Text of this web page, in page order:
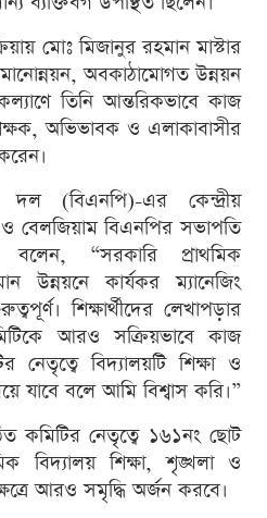
মোঃ মিজানুর রহমান মাস্টার
অবকাঠামোগত উন্নয়ন
কল্যাণে তিনি আন্তরিকভাবে কাজ
অভিভাবক ও এলাকাবাসীর
দল (বিএনপি)-এর কেন্দ্রীয়
ও বেলজিয়াম বিএনপির সভাপতি
“সরকারি প্রাথমিক
উন্নয়নে কার্যকর ম্যানেজিং
শিক্ষার্থীদের লেখাপড়ার
আরও সক্রিয়ভাবে কাজ
বিদ্যালয়টি শিক্ষা ও
যাবে বলে আমি বিশ্বাস করি।”
কমিটির নেতৃত্বে ১৬১নং ছোট
বিদ্যালয় শিক্ষা, শৃঙ্খলা ও
আরও সমৃদ্ধি অর্জন করবে।